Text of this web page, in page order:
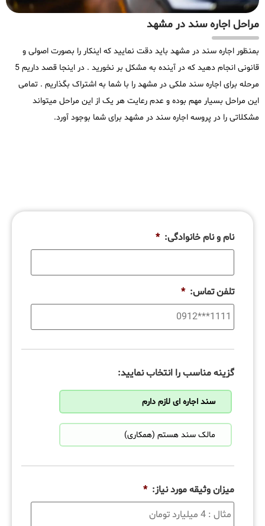
مراحل اجاره سند در مشهد
بمنظور اجاره سند در مشهد باید دقت نمایید که اینکار را بصورت اصولی و
قانونی انجام دهید که در آینده به مشکل بر نخورید . در اینجا قصد داریم 5
مرحله برای اجاره سند ملکی در مشهد را با شما به اشتراک بگذاریم . تمامی
این مراحل بسیار مهم بوده و عدم رعایت هر یک از این مراحل میتواند
مشکلاتی را در پروسه اجاره سند در مشهد برای شما بوجود آورد.
نام و نام خانوادگی: *
تلفن تماس: *
گزینه مناسب را انتخاب نمایید:
سند اجاره ای لازم دارم
مالک سند هستم (همکاری)
میزان وثیقه مورد نیاز: *